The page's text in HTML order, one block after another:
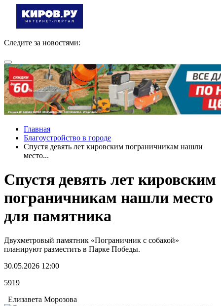
Следите за новостями:
Главная
Благоустройство в городе
Спустя девять лет кировским пограничникам нашли
место...
Спустя девять лет кировским
пограничникам нашли место
для памятника
Двухметровый памятник «Пограничник с собакой»
планируют разместить в Парке Победы.
30.05.2026 12:00
5919
Елизавета Морозова